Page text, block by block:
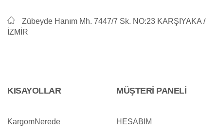
Zübeyde Hanım Mh. 7447/7 Sk. NO:23 KARŞIYAKA /
İZMİR
KISAYOLLAR
KargomNerede
MÜŞTERİ PANELİ
HESABIM